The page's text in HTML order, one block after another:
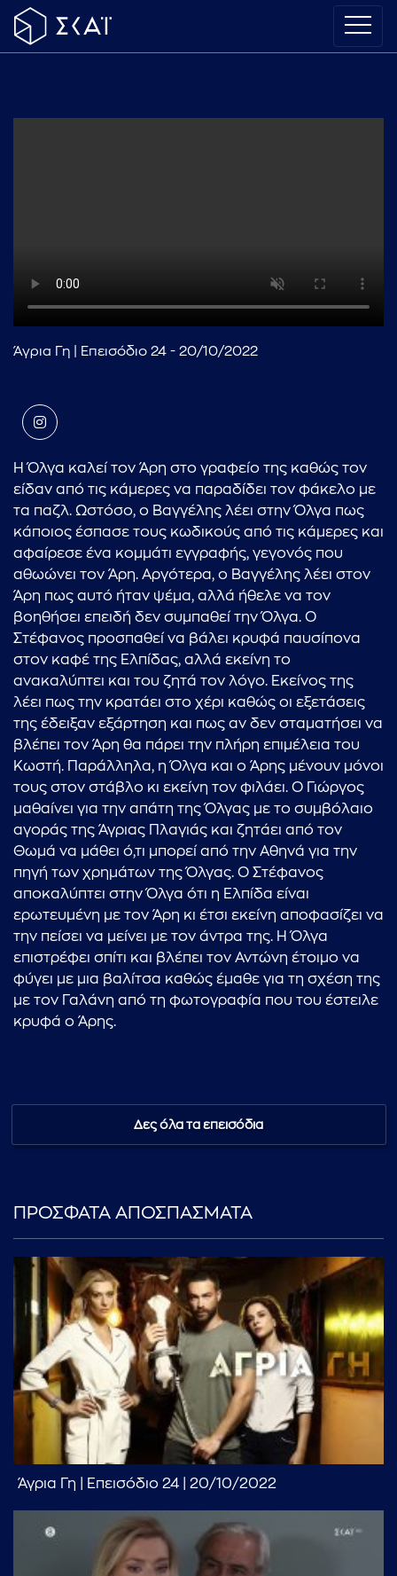
...πληκτρολογήστε κείμενο προς αναζήτηση
Άγρια Γη | Επεισόδιο 24 - 20/10/2022
Η Όλγα καλεί τον Άρη στο γραφείο της καθώς τον
είδαν από τις κάμερες να παραδίδει τον φάκελο με
τα παζλ. Ωστόσο, ο Βαγγέλης λέει στην Όλγα πως
κάποιος έσπασε τους κωδικούς από τις κάμερες και
αφαίρεσε ένα κομμάτι εγγραφής, γεγονός που
αθωώνει τον Άρη. Αργότερα, ο Βαγγέλης λέει στον
Άρη πως αυτό ήταν ψέμα, αλλά ήθελε να τον
βοηθήσει επειδή δεν συμπαθεί την Όλγα. Ο
Στέφανος προσπαθεί να βάλει κρυφά παυσίπονα
στον καφέ της Ελπίδας, αλλά εκείνη το
ανακαλύπτει και του ζητά τον λόγο. Εκείνος της
λέει πως την κρατάει στο χέρι καθώς οι εξετάσεις
της έδειξαν εξάρτηση και πως αν δεν σταματήσει να
βλέπει τον Άρη θα πάρει την πλήρη επιμέλεια του
Κωστή. Παράλληλα, η Όλγα και ο Άρης μένουν μόνοι
τους στον στάβλο κι εκείνη τον φιλάει. Ο Γιώργος
μαθαίνει για την απάτη της Όλγας με το συμβόλαιο
αγοράς της Άγριας Πλαγιάς και ζητάει από τον
Θωμά να μάθει ό,τι μπορεί από την Αθηνά για την
πηγή των χρημάτων της Όλγας. Ο Στέφανος
αποκαλύπτει στην Όλγα ότι η Ελπίδα είναι
ερωτευμένη με τον Άρη κι έτσι εκείνη αποφασίζει να
την πείσει να μείνει με τον άντρα της. Η Όλγα
επιστρέφει σπίτι και βλέπει τον Αντώνη έτοιμο να
φύγει με μια βαλίτσα καθώς έμαθε για τη σχέση της
με τον Γαλάνη από τη φωτογραφία που του έστειλε
κρυφά ο Άρης.
Δες όλα τα επεισόδια
ΠΡΟΣΦΑΤΑ ΑΠΟΣΠΑΣΜΑΤΑ
Άγρια Γη | Επεισόδιο 24 | 20/10/2022